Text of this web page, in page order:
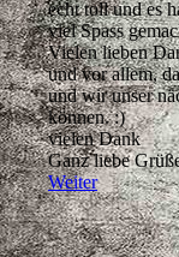
echt toll und es
viel Spass
Vielen lieben
und vor allem,
und wir unser
können. :)
vielen Dank
Ganz liebe
Weiter